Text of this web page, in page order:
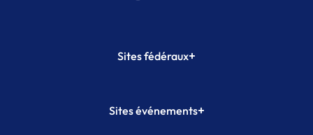
Sites fédéraux+
Plateforme Formation
Sites événements+